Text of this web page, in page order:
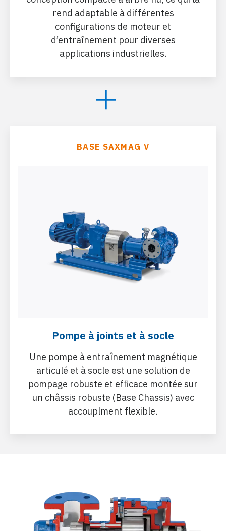
rend adaptable à différentes
configurations de moteur et
d’entraînement pour diverses
applications industrielles.
BASE SAXMAG V
Pompe à joints et à socle
Une pompe à entraînement magnétique
articulé et à socle est une solution de
pompage robuste et efficace montée sur
un châssis robuste (Base Chassis) avec
accouplment flexible.